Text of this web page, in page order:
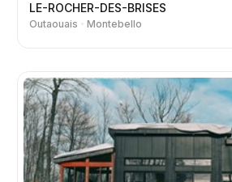
LE-ROCHER-DES-BRISES
Outaouais Montebello